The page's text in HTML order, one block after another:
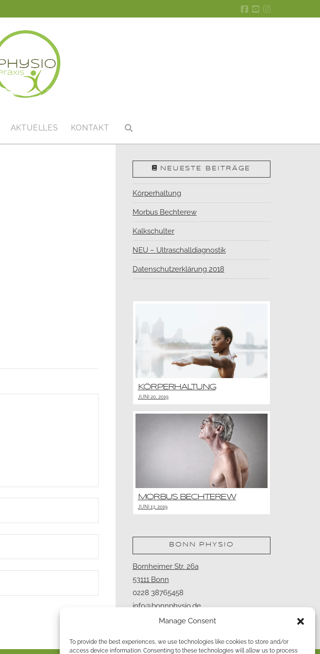
Manage Consent
To provide the best experiences, we use technologies like cookies to store and/or
access device information. Consenting to these technologies will allow us to process
AKTUELLES KONTAKT
NEUESTE BEITRÄGE
Körperhaltung
Morbus Bechterew
Kalkschulter
NEU – Ultraschalldiagnostik
Datenschutzerklärung 2018
KÖRPERHALTUNG
JUNI 20, 2019
MORBUS BECHTEREW
JUNI 13, 2019
BONN PHYSIO
Bornheimer Str. 26a
53111 Bonn
0228 38765458
info@bonnphysio.de